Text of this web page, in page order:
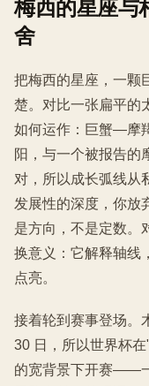
梅西的星座与
舍
把梅西的星座，一颗
楚。对比一张扁平的
如何运作：巨蟹—摩
阳，与一个被报告的
对，所以成长弧线从
发展性的深度，你
是方向，不是定数。
换意义：它解释轴线
点亮。
接着轮到赛事登场。
30 日，所以世界杯
的宽背景下开赛——